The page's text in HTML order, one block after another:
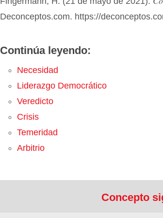
Deconceptos.com. https://
Continúa leyendo:
Necesidad
Liderazgo Democrático
Veredicto
Crisis
Temeridad
Arbitrio
Concepto